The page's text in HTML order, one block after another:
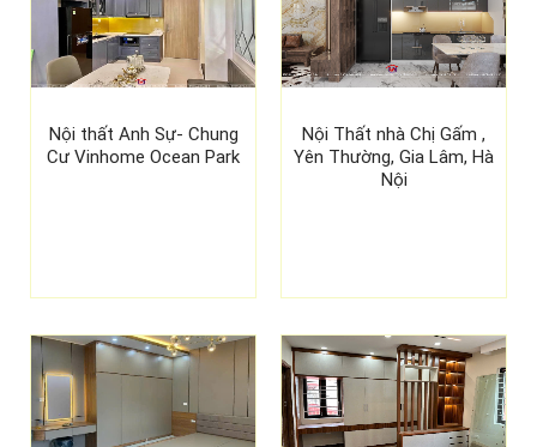
Nội thất Anh Sự- Chung
Cư Vinhome Ocean Park
Nội Thất nhà Chị Gấm ,
Yên Thường, Gia Lâm, Hà
Nội